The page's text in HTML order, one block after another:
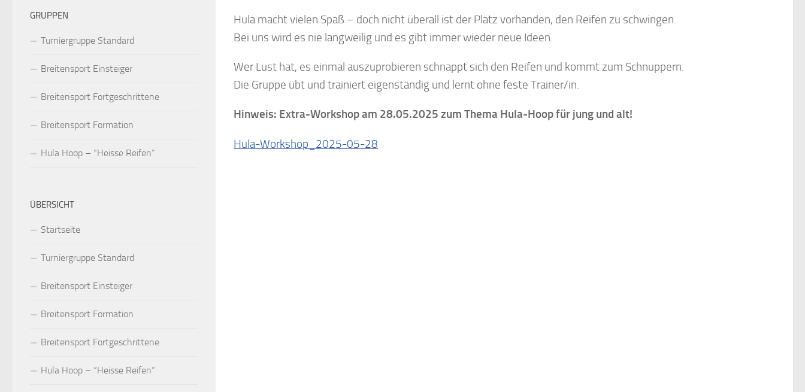
Hula macht vielen Spaß – doch nicht überall ist der Platz vorhanden, den Reifen zu schwingen.
Bei uns wird es nie langweilig und es gibt immer wieder neue Ideen.
Wer Lust hat, es einmal auszuprobieren schnappt sich den Reifen und kommt zum Schnuppern.
Die Gruppe übt und trainiert eigenständig und lernt ohne feste Trainer/in.
Hinweis: Extra-Workshop am 28.05.2025 zum Thema Hula-Hoop für jung und alt!
Hula-Workshop_2025-05-28
GRUPPEN
Turniergruppe Standard
Breitensport Einsteiger
Breitensport Fortgeschrittene
Breitensport Formation
Hula Hoop – “Heisse Reifen”
ÜBERSICHT
Startseite
Turniergruppe Standard
Breitensport Einsteiger
Breitensport Formation
Breitensport Fortgeschrittene
Hula Hoop – “Heisse Reifen”